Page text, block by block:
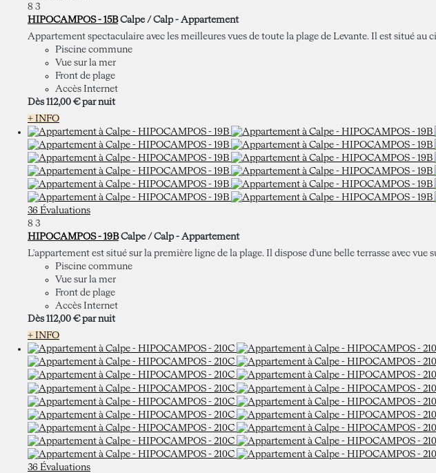
8 3
HIPOCAMPOS - 15B Calpe / Calp - Appartement
Appartement spectaculaire avec les meilleures vues de toute la plage de Levante. Il est situé au
Piscine commune
Vue sur la mer
Front de plage
Accès Internet
Dès 112,00 € par nuit
+ INFO
36 Évaluations
8 3
HIPOCAMPOS - 19B Calpe / Calp - Appartement
L'appartement est situé sur la première ligne de la plage. Il dispose d'une belle terrasse avec vue
Piscine commune
Vue sur la mer
Front de plage
Accès Internet
Dès 112,00 € par nuit
+ INFO
36 Évaluations